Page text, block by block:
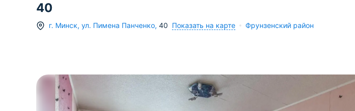
40
г. Минск, ул. Пимена Панченко, 40 Показать на карте Фрунзенский район